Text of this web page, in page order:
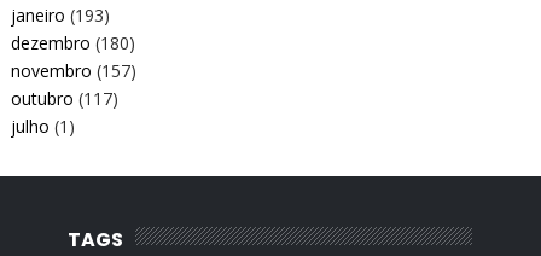
janeiro (193)
dezembro (180)
novembro (157)
outubro (117)
julho (1)
TAGS